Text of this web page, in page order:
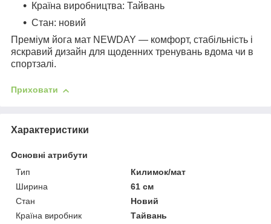
Країна виробництва: Тайвань
Стан: новий
Преміум йога мат NEWDAY — комфорт, стабільність і
яскравий дизайн для щоденних тренувань вдома чи в
спортзалі.
Приховати
Характеристики
Основні атрибути
Тип
Килимок/мат
Ширина
61 см
Стан
Новий
Країна виробник
Тайвань